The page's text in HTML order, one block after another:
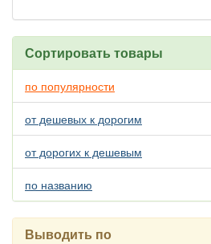
Сортировать товары
по популярности
от дешевых к дорогим
от дорогих к дешевым
по названию
Выводить по